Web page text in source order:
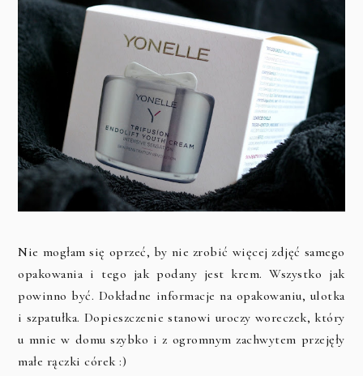
Nie mogłam się oprzeć, by nie zrobić więcej zdjęć samego
opakowania i tego jak podany jest krem. Wszystko jak
powinno być. Dokładne informacje na opakowaniu, ulotka
i szpatułka. Dopieszczenie stanowi uroczy woreczek, który
u mnie w domu szybko i z ogromnym zachwytem przejęły
małe rączki córek :)